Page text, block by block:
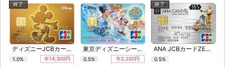
ディズニーJCBカード ゴールドカード（ミッキーマウス（ゴールド））
1.0% 年14,300円
終了
東京ディズニーシー20周年記念カード
0.5% 年2,200円
ANA JCBカードZERO（スター・ウォーズデザイン）
0.5%
終了